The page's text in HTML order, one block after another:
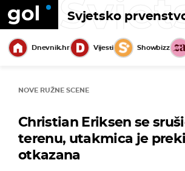
Svjetsko
Dnevnik.hr Vijesti Showbizz
NOVE RUŽNE SCENE
Christian Eriksen se
terenu, utakmica je
otkazana